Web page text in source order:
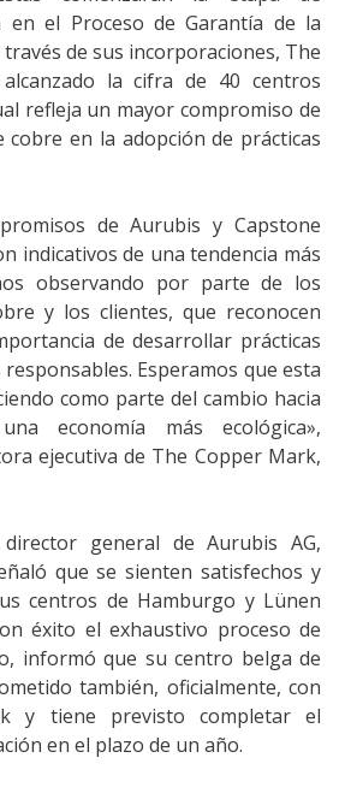
en el Proceso de Garantía de la
través de sus incorporaciones, The
la cifra de 40 centros
refleja un mayor compromiso de
cobre en la adopción de prácticas
de Aurubis y Capstone
indicativos de una tendencia más
observando por parte de los
y los clientes, que reconocen
de desarrollar prácticas
Esperamos que esta
como parte del cambio hacia
economía más ecológica»,
ejecutiva de The Copper Mark,
general de Aurubis AG,
que se sienten satisfechos y
centros de Hamburgo y Lünen
éxito el exhaustivo proceso de
informó que su centro belga de
también, oficialmente, con
y tiene previsto completar el
en el plazo de un año.